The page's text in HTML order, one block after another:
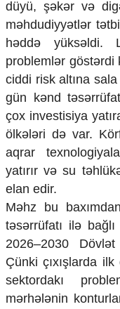
Zəfər - 5
Gənclər və İdman
Media və QHT
Hadisə
Sağlamlıq
Sosium
Mənəvi dəyərlər
Texnologiya
Mətbuat-150
Əlaqə
Missiyamız
düyü, şəkər və
məhdudiyyətlər
həddə yüksəldi.
problemlər göstərdi
ciddi risk altına
gün kənd
çox investisiya
ölkələri də var.
aqrar
yatırır və su
elan edir.
Məhz bu
təsərrüfatı ilə
2026–2030
Çünki çıxışlarda
sektordakı
mərhələnin